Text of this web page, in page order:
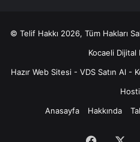
© Telif Hakkı 2026, Tüm Hakları
Kocaeli Dijital
Hazır Web Sitesi- VDS Satın Al -
Anasayfa
Hakkında